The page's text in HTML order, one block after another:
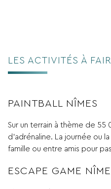
LES ACTIVITÉS À
PAINTBALL NÎMES
Sur un terrain à thème de 55
d’adrénaline. La journée ou
famille ou entre amis pour
ESCAPE GAME